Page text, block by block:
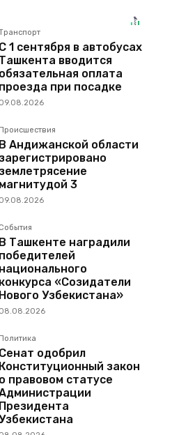
С 1 сентября в автобусах
Ташкента вводится
обязательная оплата
проезда при посадке
09.08.2026
Происшествия
В Андижанской области
магнитудой 3
09.08.2026
События
В Ташкенте наградили
победителей
национального
конкурса «Созидатели
Нового Узбекистана»
08.08.2026
Политика
Сенат одобрил
Конституционный закон
о правовом статусе
Президента